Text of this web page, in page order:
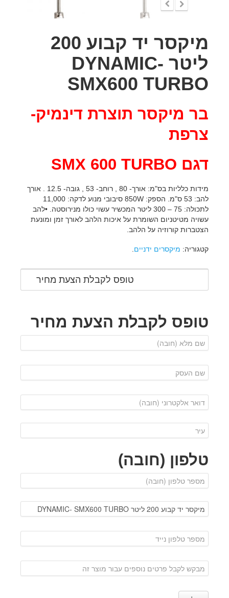
מיקסר יד קבוע 200
ליטר DYNAMIC-
SMX600 TURBO
בר מיקסר תוצרת דינמיק-
צרפת
דגם SMX 600 TURBO
מידות כלליות בס"מ: אורך- 80 , רוחב- 53 , גובה- 12.5 . אורך
להב: 53 ס"מ. הספק: 850W סיבובי מנוע לדקה: 11,000
לתכולה: 75 – 300 ליטר המכשיר עשוי כולו מנירוסטה. •להב
עשויה מטיטניום השומרת על איכות הלהב לאורך זמן ומונעת
הצטברות קורוזיה על הלהב.
קטגוריה: מיקסרים ידניים
טופס לקבלת הצעת מחיר
טופס לקבלת הצעת מחיר
טלפון (חובה)